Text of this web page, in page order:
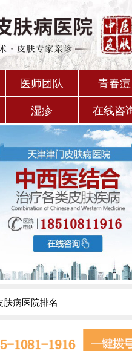
医师团队 青春痘
湿疹 在线咨
肤病医院排名
门皮肤病医院怎么样